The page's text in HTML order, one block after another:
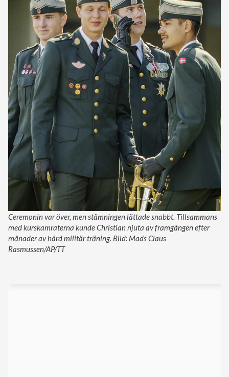
Ceremonin var över, men stämningen lättade snabbt. Tillsammans
med kurskamraterna kunde Christian njuta av framgången efter
månader av hård militär träning. Bild: Mads Claus
Rasmussen/AP/TT